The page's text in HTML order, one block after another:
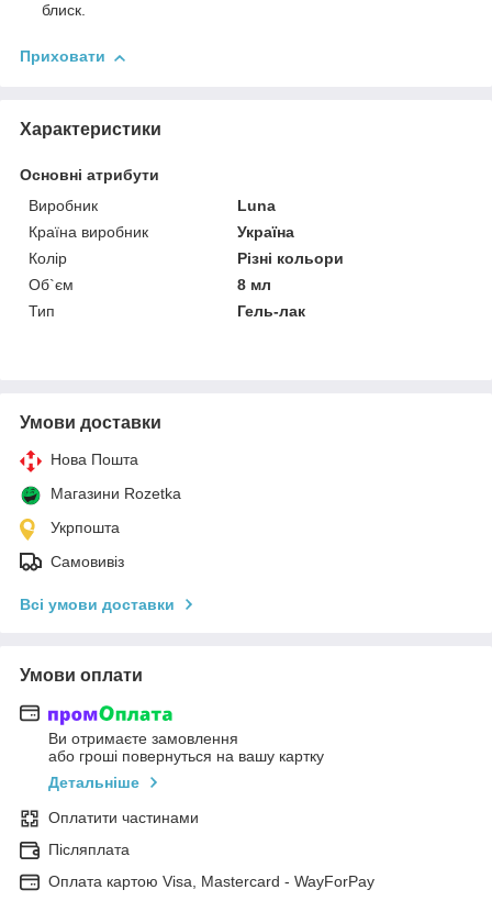
блиск.
Приховати
Характеристики
Основні атрибути
Виробник
Luna
Країна виробник
Україна
Колір
Різні кольори
Об`єм
8 мл
Тип
Гель-лак
Умови доставки
Нова Пошта
Магазини Rozetka
Укрпошта
Самовивіз
Всі умови доставки
Умови оплати
Ви отримаєте замовлення
або гроші повернуться на вашу картку
Детальніше
Оплатити частинами
Післяплата
Оплата картою Visa, Mastercard - WayForPay